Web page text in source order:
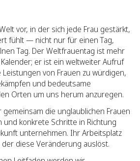
vor, in der sich jede Frau gestärkt,
fühlt — nicht nur für einen Tag,
Tag. Der Weltfrauentag ist mehr
er ist ein weltweiter Aufruf
Leistungen von Frauen zu würdigen,
und bedeutsame
Orten um uns herum anzuregen.
gemeinsam die unglaublichen Frauen
konkrete Schritte in Richtung
unternehmen. Ihr Arbeitsplatz
diese Veränderung auslöst.